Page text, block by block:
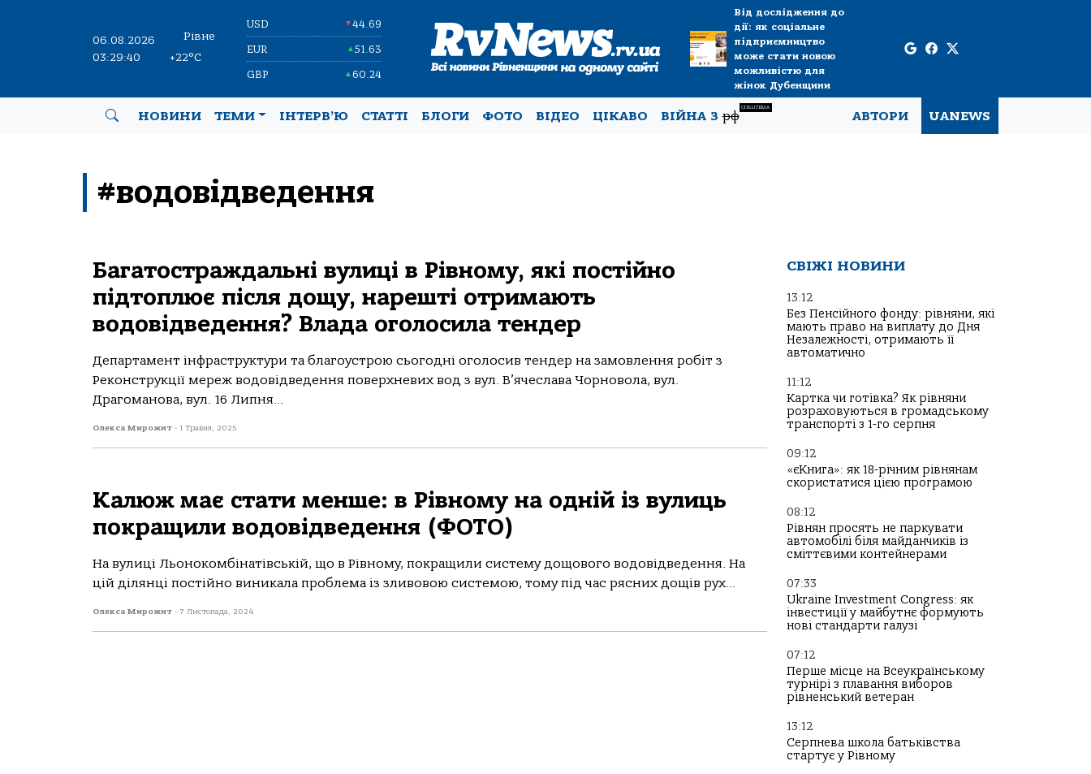
06.08.2026
03:29:40
Рівне
+22°C
USD ▼44.69
EUR ▲51.63
GBP ▲60.24
Від дослідження до
дії: як соціальне
підприємництво
може стати новою
можливістю для
жінок Дубенщини
НОВИНИ ТЕМИ ІНТЕРВ’Ю СТАТТІ БЛОГИ ФОТО ВІДЕО ЦІКАВО ВІЙНА Зрф
СПЕЦТЕМА
АВТОРИ UANEWS
#водовідведення
Багатостраждальні вулиці в Рівному, які постійно
підтоплює після дощу, нарешті отримають
водовідведення? Влада оголосила тендер
Департамент інфраструктури та благоустрою сьогодні оголосив тендер на замовлення робіт з
Реконструкції мереж водовідведення поверхневих вод з вул. В’ячеслава Чорновола, вул.
Драгоманова, вул. 16 Липня...
Олекса Мирожит - 1 Травня, 2025
Калюж має стати менше: в Рівному на одній із вулиць
покращили водовідведення (ФОТО)
На вулиці Льонокомбінатівській, що в Рівному, покращили систему дощового водовідведення. На
цій ділянці постійно виникала проблема із зливовою системою, тому під час рясних дощів рух...
Олекса Мирожит - 7 Листопада, 2024
СВІЖІ НОВИНИ
13:12
Без Пенсійного фонду: рівняни, які
мають право на виплату до Дня
Незалежності, отримають її
автоматично
11:12
Картка чи готівка? Як рівняни
розраховуються в громадському
транспорті з 1-го серпня
09:12
«єКнига»: як 18-річним рівнянам
скористатися цією програмою
08:12
Рівнян просять не паркувати
автомобілі біля майданчиків із
сміттєвими контейнерами
07:33
Ukraine Investment Congress: як
інвестиції у майбутнє формують
нові стандарти галузі
07:12
Перше місце на Всеукраїнському
турнірі з плавання виборов
рівненський ветеран
13:12
Серпнева школа батьківства
стартує у Рівному